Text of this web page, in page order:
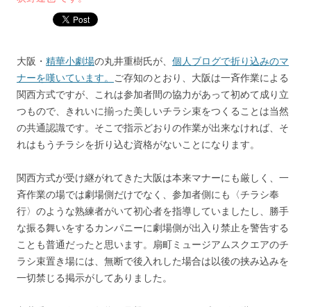
大阪・ 精華小劇場の丸井重樹氏が、 個人ブログで折り込みのマ
ナーを嘆いています。 ご存知のとおり、大阪は一斉作業による
関西方式ですが、これは参加者間の協力があって初めて成り立
つもので、きれいに揃った美しいチラシ束をつくることは当然
の共通認識です。そこで指示どおりの作業が出来なければ、そ
れはもうチラシを折り込む資格がないことになります。
関西方式が受け継がれてきた大阪は本来マナーにも厳しく、一
斉作業の場では劇場側だけでなく、参加者側にも〈チラシ奉
行〉のような熟練者がいて初心者を指導していましたし、勝手
な振る舞いをするカンパニーに劇場側が出入り禁止を警告する
ことも普通だったと思います。扇町ミュージアムスクエアのチ
ラシ束置き場には、無断で後入れした場合は以後の挟み込みを
一切禁じる掲示がしてありました。